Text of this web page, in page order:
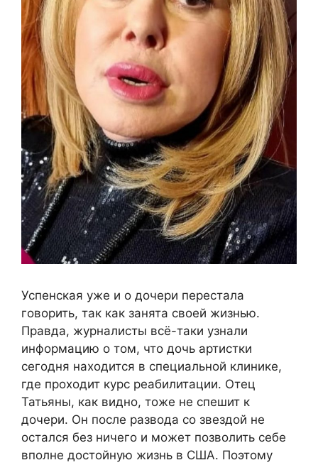
Успенская уже и о дочери перестала
говорить, так как занята своей жизнью.
Правда, журналисты всё-таки узнали
информацию о том, что дочь артистки
сегодня находится в специальной клинике,
где проходит курс реабилитации. Отец
Татьяны, как видно, тоже не спешит к
дочери. Он после развода со звездой не
остался без ничего и может позволить себе
вполне достойную жизнь в США. Поэтому